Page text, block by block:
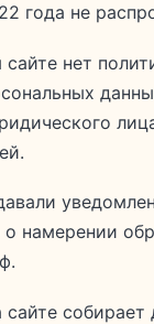
года не
нет
намерении
собирает